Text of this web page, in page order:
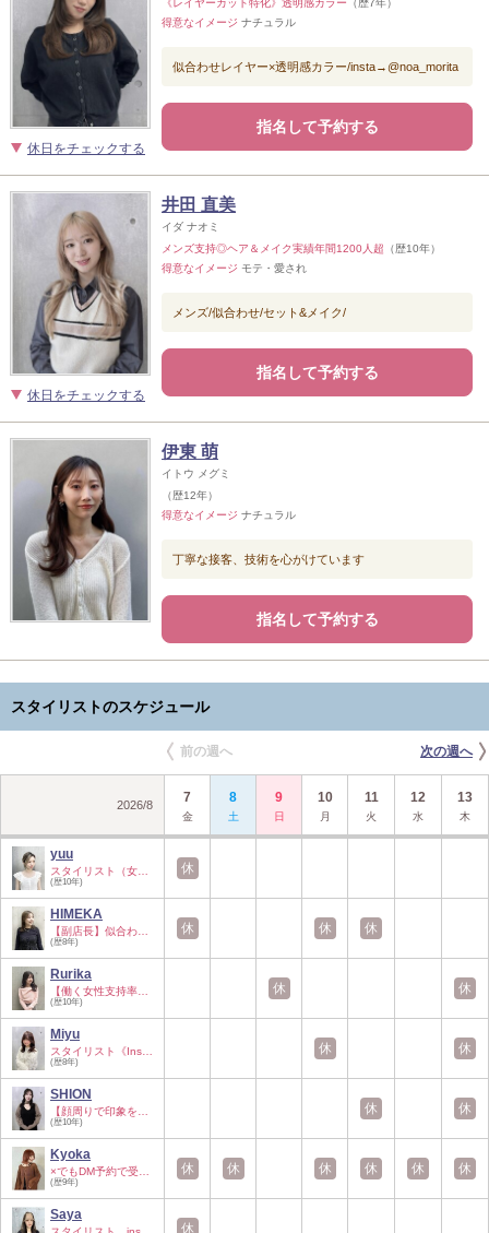
休日をチェックする
《レイヤーカット特化》透明感カラー （歴7年）
得意なイメージ ナチュラル
似合わせレイヤー×透明感カラー/insta→@noa_morita
指名して予約する
休日をチェックする
井田 直美
イダ ナオミ
メンズ支持◎ヘア＆メイク実績年間1200人超 （歴10年）
得意なイメージ モテ・愛され
メンズ/似合わせ/セット&メイク/
指名して予約する
伊東 萌
イトウ メグミ
（歴12年）
得意なイメージ ナチュラル
丁寧な接客、技術を心がけています
指名して予約する
スタイリストのスケジュール
前の週へ 次の週へ
2026/8 7
金
8
土
9
日
10
月
11
火
12
水
13
木
yuu
(歴10年)
HIMEKA
(歴8年)
Rurika
(歴10年)
Miyu
(歴8年)
SHION
(歴10年)
Kyoka
(歴9年)
Saya
休
休 休 休
休 休
休 休
休 休
休 休 休 休 休 休
休